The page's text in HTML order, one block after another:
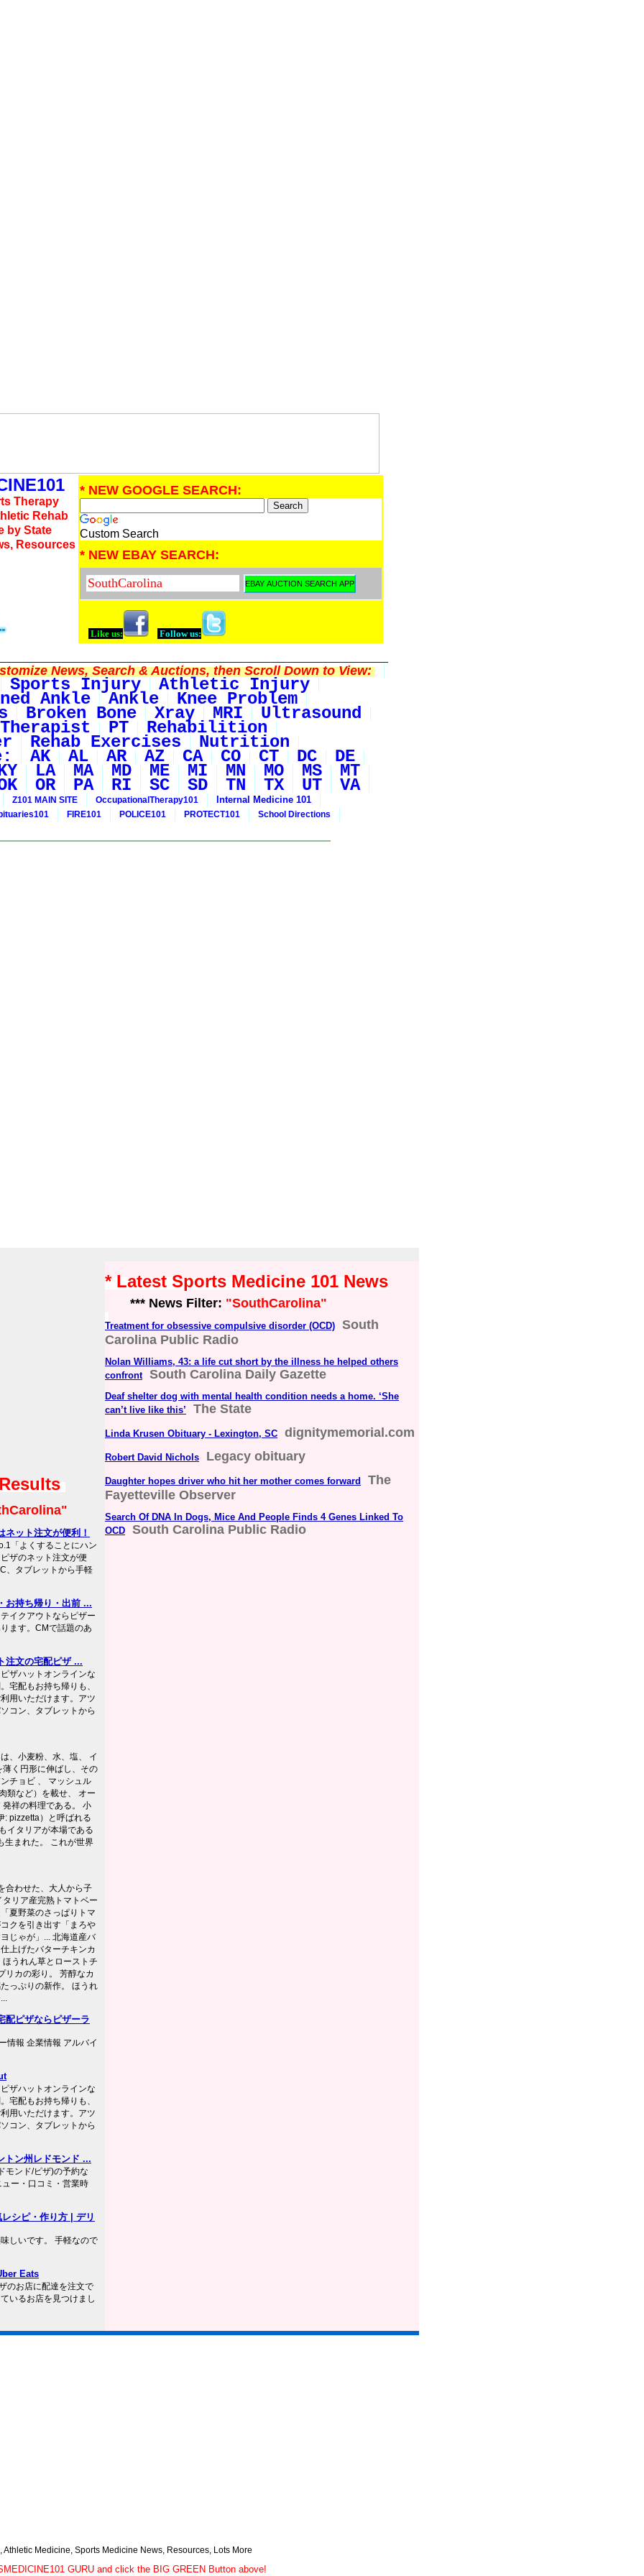
Therapy
Rehab
by State
Resources
* NEW GOOGLE SEARCH:
Custom Search
* NEW EBAY SEARCH:
Like us: Follow us:
News, Search & Auctions, then Scroll Down to View:
Sports Injury Athletic Injury
Ankle Ankle Knee Problem
Broken Bone Xray MRI Ultrasound
Therapist PT Rehabilition
Rehab Exercises Nutrition
AK AL AR AZ CA CO CT DC DE
LA MA MD ME MI MN MO MS MT
OR PA RI SC SD TN TX UT VA
Z101 MAIN SITE OccupationalTherapy101
Internal Medicine 101
FIRE101 POLICE101 PROTECT101
School Directions
ネット注文が便利！
「よくすることにハン
ザのネット注文が便
、タブレットから手軽
お持ち帰り・出前 ...
イクアウトならピザー
ます。CMで話題のあ
注文の宅配ピザ ...
ザハットオンラインな
宅配もお持ち帰りも、
用いただけます。アツ
コン、タブレットから
、小麦粉、水、塩、 イ
く円形に伸ばし、その
チョビ 、 マッシュル
類など）を載せ、 オー
祥の料理である。 小
: pizzetta）と呼ばれる
イタリアが本場である
生まれた。 これが世界
合わせた、大人から子
リア産完熟トマトベー
夏野菜のさっぱりトマ
クを引き出す「まろや
じゃが」... 北海道産バ
上げたバターチキンカ
うれん草とローストチ
リカの彩り。 芳醇なカ
っぷりの新作。 ほうれ
配ピザならピザーラ
情報 企業情報 アルバイ
ザハットオンラインな
宅配もお持ち帰りも、
用いただけます。アツ
コン、タブレットから
トン州レドモンド ...
モンド/ピザ)の予約な
ー・口コミ・営業時
シピ・作り方 | デリ
しいです。 手軽なので
Eats
のお店に配達を注文で
いるお店を見つけまし
* Latest Sports Medicine 101 News
*** News Filter: "SouthCarolina"
Treatment for obsessive compulsive disorder (OCD)
South
Carolina Public Radio
Nolan Williams, 43: a life cut short by the illness he helped others
confront
South Carolina Daily Gazette
Deaf shelter dog with mental health condition needs a home. ‘She
can’t live like this’
The State
Linda Krusen Obituary - Lexington, SC dignitymemorial.com
Robert David Nichols Legacy obituary
Daughter hopes driver who hit her mother comes forward
The
Fayetteville Observer
Search Of DNA In Dogs, Mice And People Finds 4 Genes Linked To
OCD
South Carolina Public Radio
Medicine, Sports Medicine News, Resources, Lots More
GURU and click the BIG GREEN Button above!